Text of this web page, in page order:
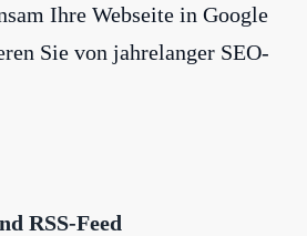
Ihre Webseite in Google
Sie von jahrelanger SEO-
RSS-Feed